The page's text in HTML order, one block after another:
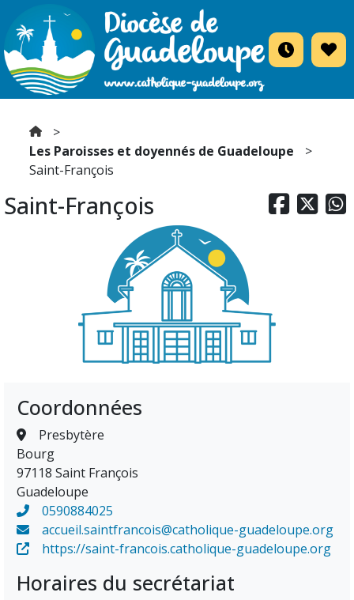
Les Paroisses et doyennés de Guadeloupe
Saint-François
  
Saint-François
Coordonnées
Presbytère
Bourg
97118 Saint François
Guadeloupe
0590884025
accueil.saintfrancois@catholique-guadeloupe.org
https://saint-francois.catholique-guadeloupe.org
Horaires du secrétariat